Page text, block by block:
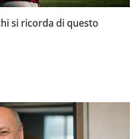
si ricorda di questo